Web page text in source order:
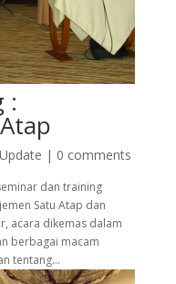
:
| 0 comments
dan training
Satu Atap dan
acara dikemas dalam
berbagai macam
tentang...